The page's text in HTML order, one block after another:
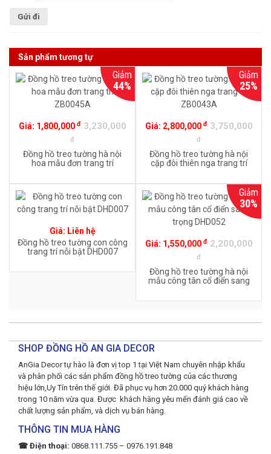
Sản phẩm tương tự
Giảm
44%
Giá: 1,800,000 đ 3,230,000
đ
Đồng hồ treo tường hà nội
hoa mẫu đơn trang trí
Giảm
25%
Giá: 2,800,000 đ 3,750,000
đ
Đồng hồ treo tường hà nội
cặp đôi thiên nga trang trí
Giá: Liên hệ
Đồng hồ treo tường con công
trang trí nỗi bật DHD007
Giảm
30%
Giá: 1,550,000 đ 2,200,000
đ
Đồng hồ treo tường hà nội
mẫu công tân cổ điển sang
SHOP ĐỒNG HỒ AN GIA DECOR
AnGia Decor tự hào là đơn vị top 1 tại Việt Nam chuyên nhập khẩu
và phân phối các sản phẩm đồng hồ treo tường của các thương
hiệu lớn,Uy Tín trên thế giới. Đã phục vụ hơn 20.000 quý khách hàng
trong 10 năm vừa qua. Được khách hàng yêu mến đánh giá cao về
chất lượng sản phẩm, và dịch vụ bán hàng.
THÔNG TIN MUA HÀNG
☎ Điện thoại: 0868.111.755 – 0976.191.848